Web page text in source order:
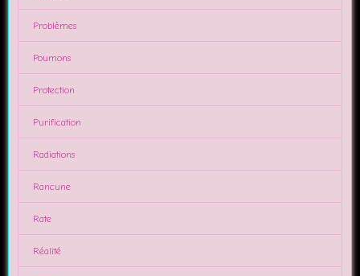
Problèmes
Poumons
Protection
Purification
Radiations
Rancune
Rate
Réalité